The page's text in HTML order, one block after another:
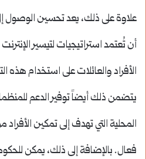
علاوة على ذلك، يعد تحسين الوصول
أن تُعتمد استراتيجيات لتيسير
الأفراد والعائلات على استخدام هذه
يتضمن ذلك أيضاً توفير الدعم
المحلية التي تهدف إلى تمكين
فعال. بالإضافة إلى ذلك، يمكن